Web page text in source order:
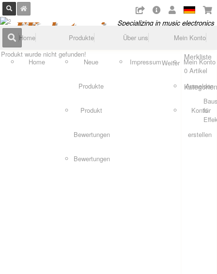
Home
Home
Produkte
Neue
Produkte
Produkt
Bewertungen
Bewertungen
Über uns
Impressum
Mein Konto
Mein Konto
Anmelden
Konto
erstellen
Produkt wurde nicht gefunden!
Weiter
Merkliste
0 Artikel
für